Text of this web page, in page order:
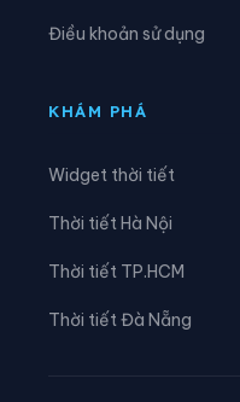
Xã Ea Rốk
Điều khoản sử dụng
KHÁM PHÁ
Widget thời tiết
Thời tiết Hà Nội
Thời tiết TP.HCM
Thời tiết Đà Nẵng